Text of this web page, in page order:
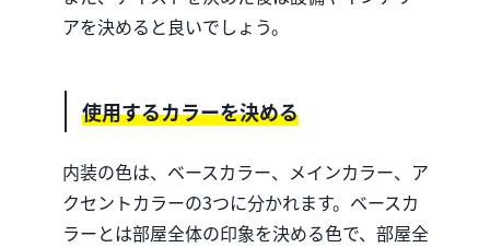
アを決めると良いでしょう。
使用するカラーを決める
内装の色は、ベースカラー、メインカラー、ア
クセントカラーの3つに分かれます。ベースカ
ラーとは部屋全体の印象を決める色で、部屋全